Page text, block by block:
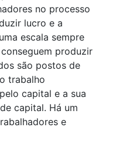
no processo
lucro e a
escala sempre
produzir
são postos de
trabalho
capital e a sua
capital. Há um
e